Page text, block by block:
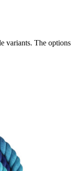
variants. The options